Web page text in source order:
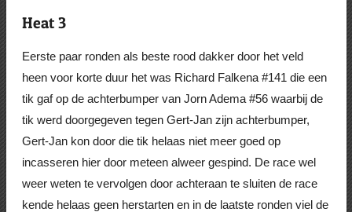
Heat 3
Eerste paar ronden als beste rood dakker door het veld
heen voor korte duur het was Richard Falkena #141 die een
tik gaf op de achterbumper van Jorn Adema #56 waarbij de
tik werd doorgegeven tegen Gert-Jan zijn achterbumper,
Gert-Jan kon door die tik helaas niet meer goed op
incasseren hier door meteen alweer gespind. De race wel
weer weten te vervolgen door achteraan te sluiten de race
kende helaas geen herstarten en in de laatste ronden viel de